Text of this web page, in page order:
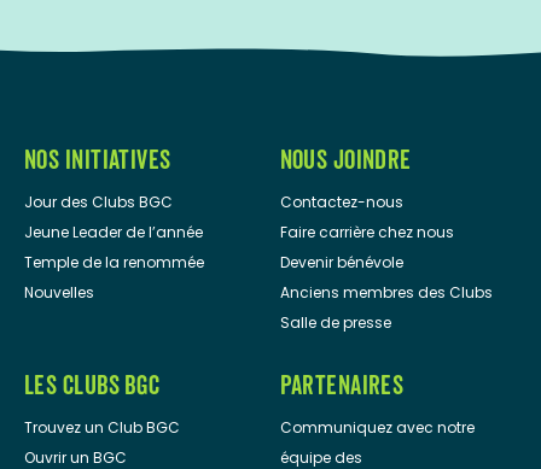
NOS INITIATIVES
Jour des Clubs BGC
Jeune Leader de l’année
Temple de la renommée
Nouvelles
NOUS JOINDRE
Contactez-nous
Faire carrière chez nous
Devenir bénévole
Anciens membres des Clubs
Salle de presse
LES CLUBS BGC
Trouvez un Club BGC
Ouvrir un BGC
PARTENAIRES
Communiquez avec notre
équipe des